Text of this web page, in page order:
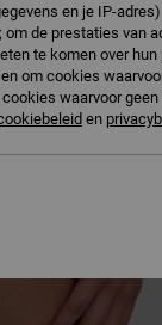
en je IP-
de prestaties van
te komen over
om cookies
waarvoor
en